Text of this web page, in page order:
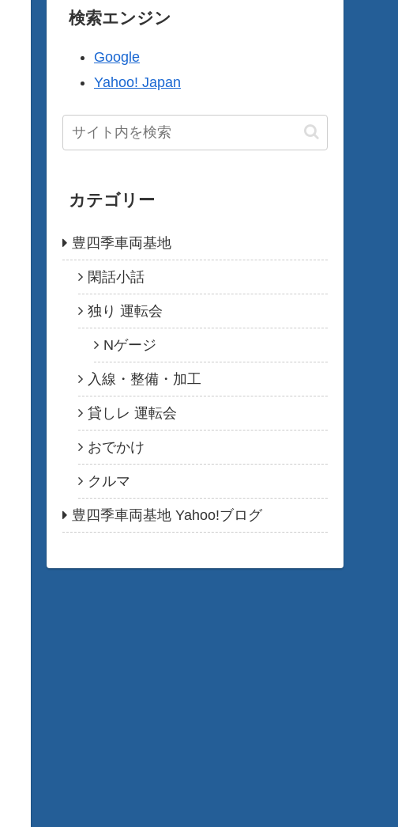
検索エンジン
Google
Yahoo! Japan
カテゴリー
豊四季車両基地
閑話小話
独り 運転会
Nゲージ
入線・整備・加工
貸しレ 運転会
おでかけ
クルマ
豊四季車両基地 Yahoo!ブログ